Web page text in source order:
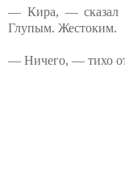
— Кира, — сказал
Глупым. Жестоким.
— Ничего, — тихо